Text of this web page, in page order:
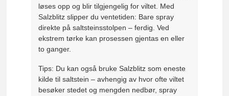
løses opp og blir tilgjengelig for viltet. Med
Salzblitz slipper du ventetiden: Bare spray
direkte på saltsteinsstolpen – ferdig. Ved
ekstrem tørke kan prosessen gjentas en eller
to ganger.
Tips: Du kan også bruke Salzblitz som eneste
kilde til saltstein – avhengig av hvor ofte viltet
besøker stedet og mengden nedbør, spray